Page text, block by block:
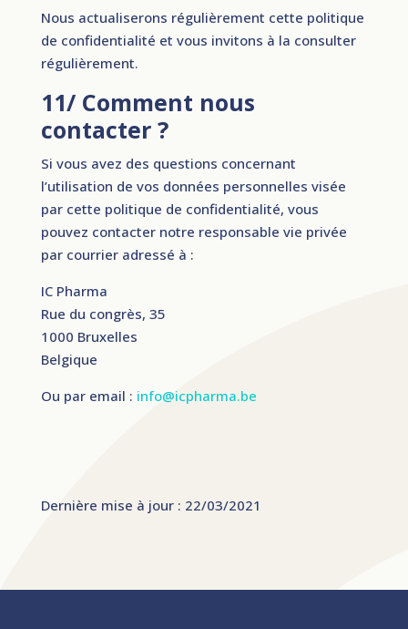
Nous actualiserons régulièrement cette politique
de confidentialité et vous invitons à la consulter
régulièrement.
11/ Comment nous
contacter ?
Si vous avez des questions concernant
l’utilisation de vos données personnelles visée
par cette politique de confidentialité, vous
pouvez contacter notre responsable vie privée
par courrier adressé à :
IC Pharma
Rue du congrès, 35
1000 Bruxelles
Belgique
Ou par email : info@icpharma.be
Dernière mise à jour : 22/03/2021